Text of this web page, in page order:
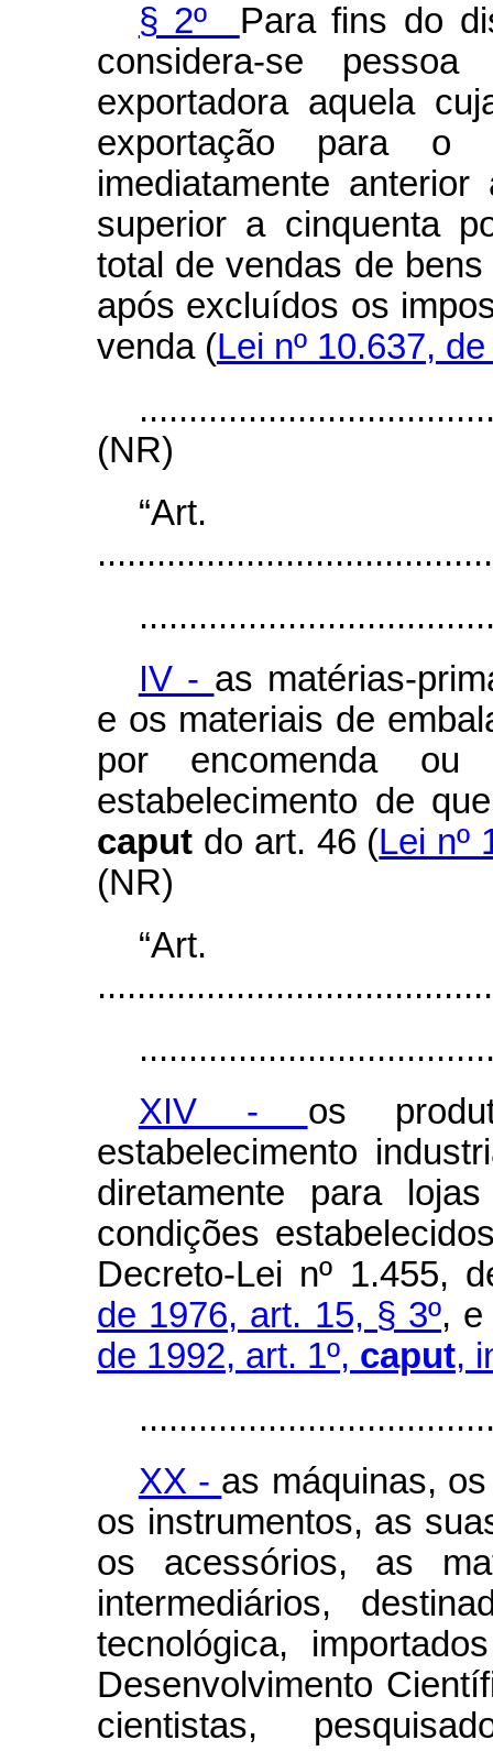
§ 2º Para fins do
considera-se pessoa
exportadora aquela
exportação para o
imediatamente
superior a cinquenta
total de vendas de
após excluídos os
venda (Lei nº 10.637,
(NR)
IV - as matérias-
e os materiais de
por encomenda
estabelecimento de
caput do art. 46 (Lei nº
(NR)
XIV - os
estabelecimento
diretamente para
condições
Decreto-Lei nº 1.455,
de 1976, art. 15, § 3º,
de 1992, art. 1º, caput,
XX - as máquinas,
os instrumentos, as
os acessórios, as
intermediários,
tecnológica,
Desenvolvimento
cientistas,